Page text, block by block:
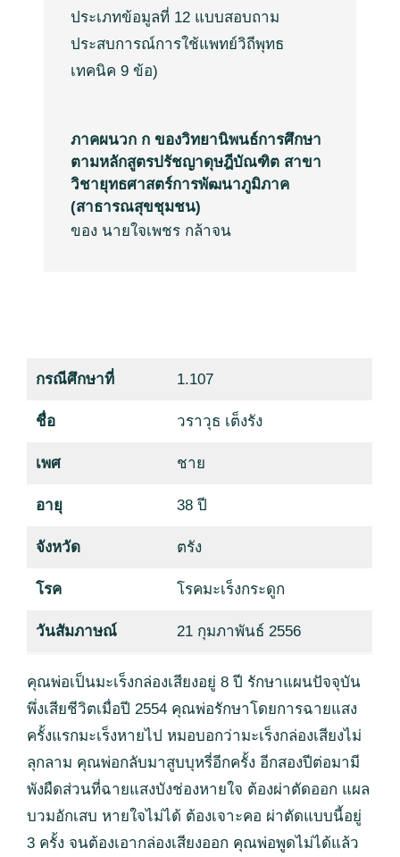
ประเภทข้อมูลที่ 12 แบบสอบถาม
ประสบการณ์การใช้แพทย์วิถีพุทธ
เทคนิค 9ข้อ)
ภาคผนวก ก ของวิทยานิพนธ์การศึกษา
ตามหลักสูตรปรัชญาดุษฎีบัณฑิต สาขา
วิชายุทธศาสตร์การพัฒนาภูมิภาค
(สาธารณสุขชุมชน)
ของ นายใจเพชร กล้าจน
กรณีศึกษาที่ 1.107
ชื่อ วราวุธ เต็งรัง
เพศ ชาย
อายุ 38 ปี
จังหวัด ตรัง
โรค โรคมะเร็งกระดูก
วันสัมภาษณ์ 21 กุมภาพันธ์ 2556
คุณพ่อเป็นมะเร็งกล่องเสียงอยู่ 8 ปี รักษาแผนปัจจุบัน
พึ่งเสียชีวิตเมื่อปี 2554 คุณพ่อรักษาโดยการฉายแสง
ครั้งแรกมะเร็งหายไป หมอบอกว่ามะเร็งกล่องเสียงไม่
ลุกลาม คุณพ่อกลับมาสูบบุหรี่อีกครั้ง อีกสองปีต่อมามี
พังผืดส่วนที่ฉายแสงบังช่องหายใจ ต้องผ่าตัดออก แผล
บวมอักเสบ หายใจไม่ได้ ต้องเจาะคอ ผ่าตัดแบบนี้อยู่
3 ครั้ง จนต้องเอากล่องเสียงออก คุณพ่อพูดไม่ได้แล้ว